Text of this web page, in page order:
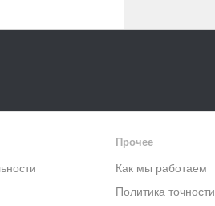
Прочее
Как мы работаем
Политика точности